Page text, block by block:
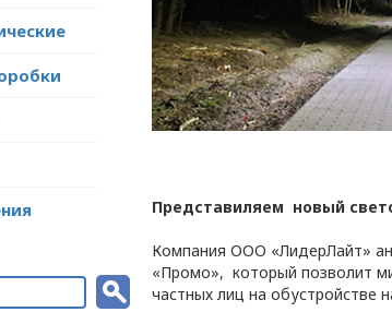
Представиляем новый
Компания ООО «ЛидерЛайт»
«Промо», который позволит
частных лиц на обустройстве